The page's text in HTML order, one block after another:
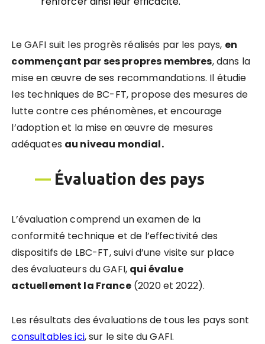
Le GAFI suit les progrès réalisés par les pays, en
commençant par ses propres membres, dans la
mise en œuvre de ses recommandations. Il étudie
les techniques de BC-FT, propose des mesures de
lutte contre ces phénomènes, et encourage
l’adoption et la mise en œuvre de mesures
adéquates au niveau mondial.
— Évaluation des pays
L’évaluation comprend un examen de la
conformité technique et de l’effectivité des
dispositifs de LBC-FT, suivi d’une visite sur place
des évaluateurs du GAFI, qui évalue
actuellement la France(2020 et 2022).
Les résultats des évaluations de tous les pays sont
consultables ici, sur le site du GAFI.